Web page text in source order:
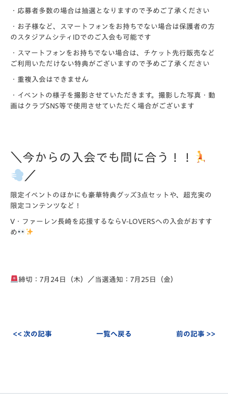
・応募者多数の場合は抽選となりますので予めご了承ください
・お子様など、スマートフォンをお持ちでない場合は保護者の方
のスタジアムシティIDでのご入会も可能です
・スマートフォンをお持ちでない場合は、チケット先行販売など
ご利用いただけない特典がございますので予めご了承ください
・重複入会はできません
・ イベントの様子を撮影させていただきます。撮影した写真・動
画はクラブSNS等で使用させていただく場合がございます
＼今からの入会でも間に合う！！
／
限定イベントのほかにも豪華特典グッズ3点セットや、超充実の
限定コンテンツなど！
V・ファーレン長崎を応援するならV-LOVERSへの入会がおすす
め
締切：7月24日（木）／当選通知：7月25日（金）
<< 次の記事 一覧へ戻る 前の記事 >>